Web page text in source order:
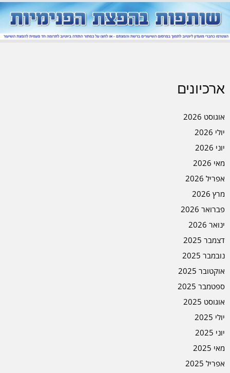
ארכיונים
אוגוסט 2026
יולי 2026
יוני 2026
מאי 2026
אפריל 2026
מרץ 2026
פברואר 2026
ינואר 2026
דצמבר 2025
נובמבר 2025
אוקטובר 2025
ספטמבר 2025
אוגוסט 2025
יולי 2025
יוני 2025
מאי 2025
אפריל 2025